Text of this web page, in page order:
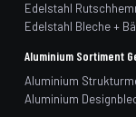
Edelstahl
Edelstahl Bleche +
Aluminium Sortiment
Aluminium
Aluminium